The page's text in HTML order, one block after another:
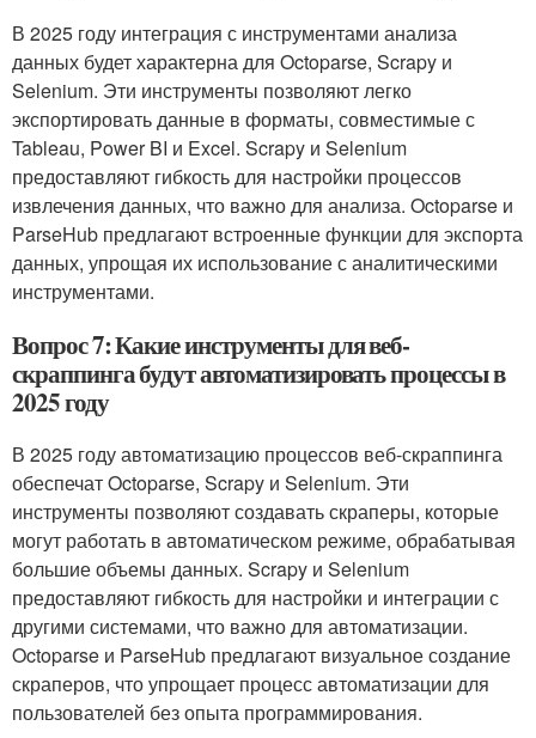
В 2025 году интеграция с инструментами анализа
данных будет характерна для Octoparse, Scrapy и
Selenium. Эти инструменты позволяют легко
экспортировать данные в форматы, совместимые с
Tableau, Power BI и Excel. Scrapy и Selenium
предоставляют гибкость для настройки процессов
извлечения данных, что важно для анализа. Octoparse и
ParseHub предлагают встроенные функции для экспорта
данных, упрощая их использование с аналитическими
инструментами.
Вопрос 7: Какие инструменты для веб-
скраппинга будут автоматизировать процессы в
2025 году
В 2025 году автоматизацию процессов веб-скраппинга
обеспечат Octoparse, Scrapy и Selenium. Эти
инструменты позволяют создавать скраперы, которые
могут работать в автоматическом режиме, обрабатывая
большие объемы данных. Scrapy и Selenium
предоставляют гибкость для настройки и интеграции с
другими системами, что важно для автоматизации.
Octoparse и ParseHub предлагают визуальное создание
скраперов, что упрощает процесс автоматизации для
пользователей без опыта программирования.